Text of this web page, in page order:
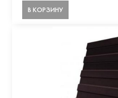
В КОРЗИНУ